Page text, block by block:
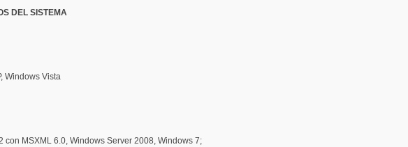
DEL SISTEMA
Windows Vista
MSXML 6.0, Windows Server 2008, Windows 7;